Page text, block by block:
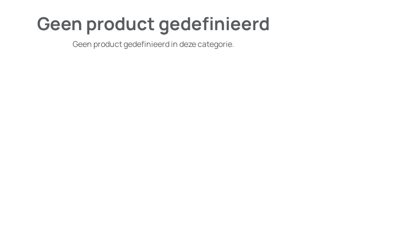
Geen product gedefinieerd
Geen product gedefinieerd in deze categorie.